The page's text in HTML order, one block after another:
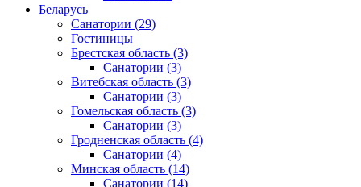
Беларусь
Санатории (29)
Гостиницы
Брестская область (3)
Санатории (3)
Витебская область (3)
Санатории (3)
Гомельская область (3)
Санатории (3)
Гродненская область (4)
Санатории (4)
Минская область (14)
Санатории (14)